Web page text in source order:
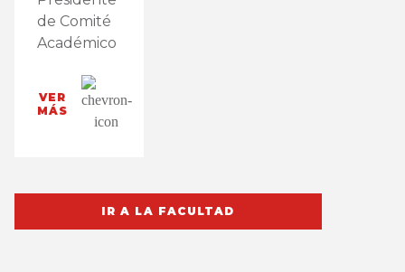
de Comité
Académico
VER
MÁS
IR A LA FACULTAD